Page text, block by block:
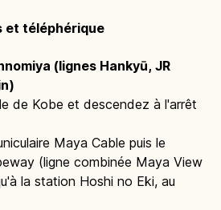
et téléphérique
(lignes Hankyū, JR
de Kobe et descendez à l'arrêt
Maya Cable puis le
(ligne combinée Maya View
la station Hoshi no Eki, au